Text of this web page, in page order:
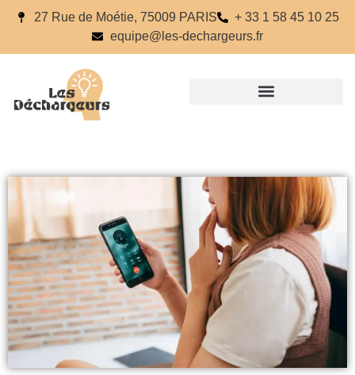
27 Rue de Moétie, 75009 PARIS
+ 33 1 58 45 10 25
equipe@les-dechargeurs.fr